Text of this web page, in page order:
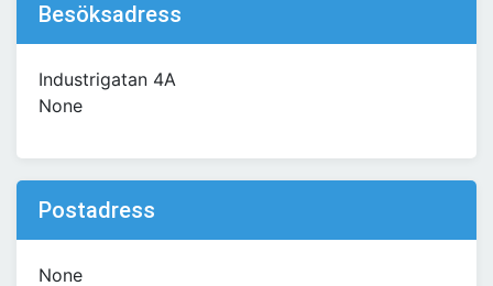
Besöksadress
Industrigatan 4A
None
Postadress
None